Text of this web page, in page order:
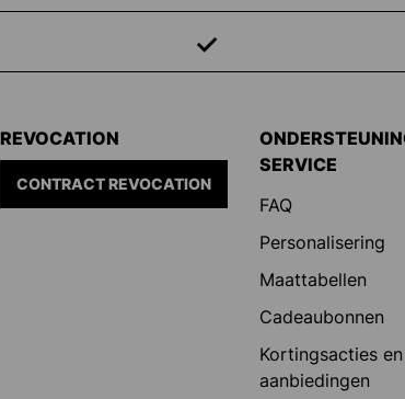
Uitrusting voor
REVOCATION
CONTRACT REVOCATION
SERVICE
FAQ
Personalisering
Maattabellen
Cadeaubonnen
Kortingsacties en
aanbiedingen